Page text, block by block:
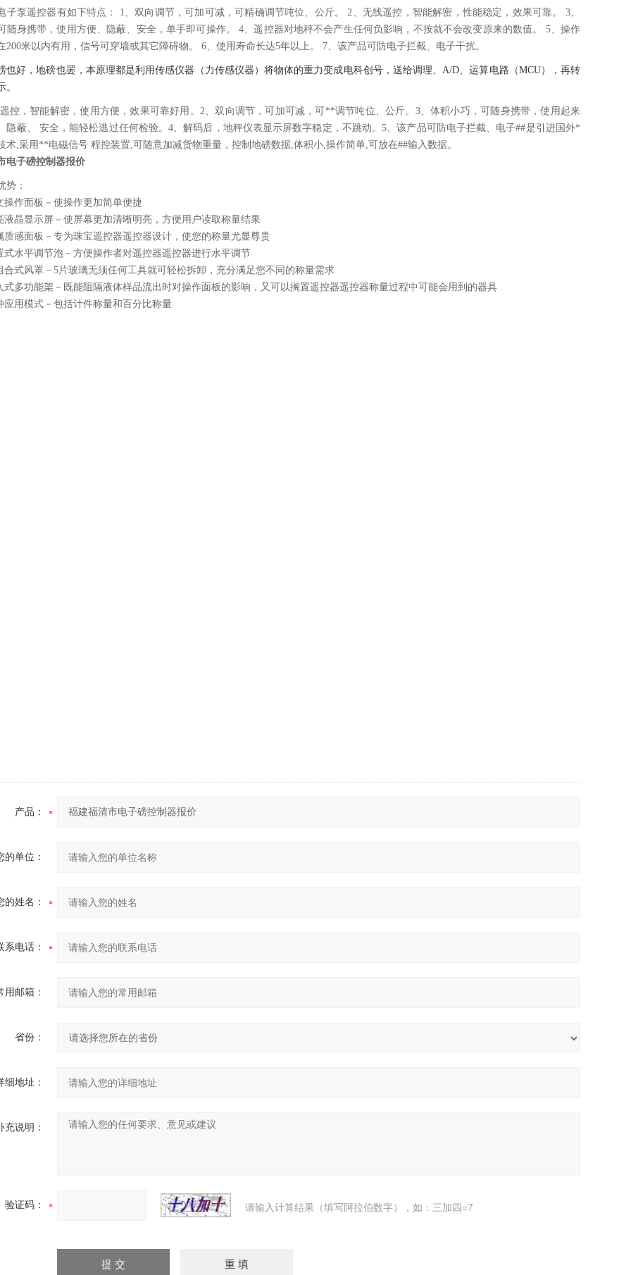
子泵遥控器有如下特点： 1、双向调节，可加可减，可精确调节吨位、公斤。 2、无线遥控，智能解密，性能稳定，效果可靠。 3、
随身携带，使用方便、隐蔽、安全，单手即可操作。 4、遥控器对地秤不会产生任何负影响，不按就不会改变原来的数值。 5、操作
200米以内有用，信号可穿墙或其它障碍物。 6、使用寿命长达5年以上。 7、该产品可防电子拦截、电子干扰。
也好，地磅也罢，本原理都是利用传感仪器（力传感仪器）将物体的重力变成电科创号，送给调理、A/D、运算电路（MCU），再转
。
控，智能解密，使用方便，效果可靠好用。2、双向调节，可加可减，可**调节吨位、公斤。3、体积小巧，可随身携带，使用起来
隐蔽、 安全，能轻松逃过任何检验。4、解码后，地秤仪表显示屏数字稳定，不跳动。5、该产品可防电子拦截、电子##是引进国外*
术,采用**电磁信号 程控装置,可随意加减货物重量，控制地磅数据,体积小,操作简单,可放在##输入数据。
电子磅控制器报价
势：
操作面板－使操作更加简单便捷
液晶显示屏－使屏幕更加清晰明亮，方便用户读取称量结果
质感面板－专为珠宝遥控器遥控器设计，使您的称量尤显尊贵
式水平调节泡－方便操作者对遥控器遥控器进行水平调节
合式风罩－5片玻璃无须任何工具就可轻松拆卸，充分满足您不同的称量需求
式多功能架－既能阻隔液体样品流出时对操作面板的影响，又可以搁置遥控器遥控器称量过程中可能会用到的器具
应用模式－包括计件称量和百分比称量
产品：
的单位：
的姓名：
系电话：
用邮箱：
省份：
细地址：
充说明：
验证码： 请输入计算结果（填写阿拉伯数字），如：三加四=7